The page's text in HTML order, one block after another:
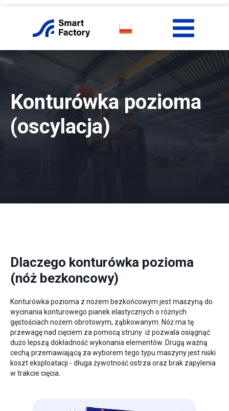
Konturówka pozioma
(oscylacja)
Dlaczego konturówka pozioma
(nóż bezkoncowy)
Konturówka pozioma z nożem bezkońcowym jest maszyną do
wycinania konturowego pianek elastycznych o różnych
gęstościach nożem obrotowym, ząbkowanym. Nóż ma tę
przewagę nad cięciem za pomocą struny iż pozwala osiągnąć
dużo lepszą dokładność wykonania elementów. Drugą ważną
cechą przemawiającą za wyborem tego typu maszyny jest niski
koszt eksploatacji - długa żywotność ostrza oraz brak zapylenia
w trakcie cięcia.